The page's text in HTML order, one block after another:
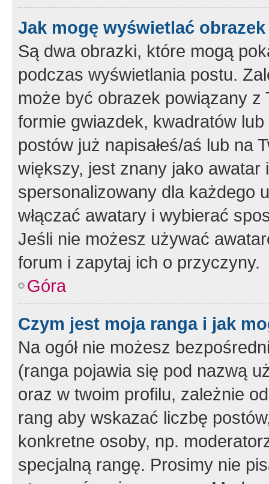
Jak mogę wyświetlać
Są dwa obrazki, które mogą
podczas wyświetlania postu.
może być obrazek powiązany z
formie gwiazdek, kwadratów
postów już napisałeś/aś lub na
większy, jest znany jako
spersonalizowany dla każdego
włączać awatary i wybierać
Jeśli nie możesz używać
forum i zapytaj ich o przyczyny.
Góra
Czym jest moja ranga i jak
Na ogół nie możesz
(ranga pojawia się pod nazwą
oraz w twoim profilu, zależnie
rang aby wskazać liczbę
konkretne osoby, np.
specjalną rangę. Prosimy nie